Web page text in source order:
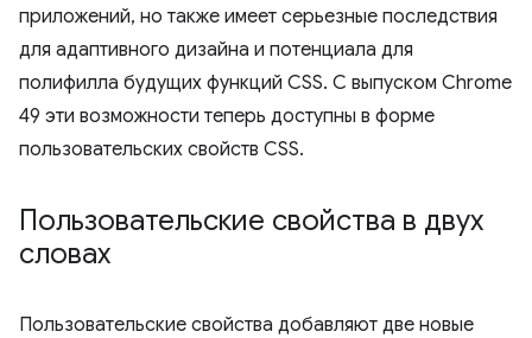
приложений, но также имеет серьезные последствия
для адаптивного дизайна и потенциала для
полифилла будущих функций CSS. С выпуском Chrome
49 эти возможности теперь доступны в форме
пользовательских свойств CSS.
Пользовательские свойства в двух
словах
Пользовательские свойства добавляют две новые